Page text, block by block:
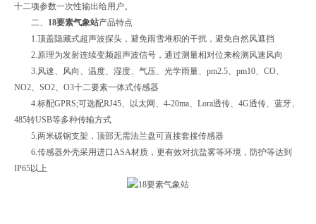
十二项参数一次性输出给用户。
二、 18要素气象站产品特点
1.顶盖隐藏式超声波探头，避免雨雪堆积的干扰，避免自然风遮挡
2.原理为发射连续变频超声波信号，通过测量相对位来检测风速风向
3.风速、风向、温度、湿度、气压、光学雨量、pm2.5、pm10、CO、
NO2、SO2、O3十二要素一体式传感器
4.标配GPRS;可选配RJ45、以太网、4-20ma、Lora透传、4G透传、蓝牙、
485转USB等多种传输方式
5.两米碳钢支架，顶部无需法兰盘可直接套接传感器
6.传感器外壳采用进口ASA材质，更有效对抗盐雾等环境，防护等达到
IP65以上